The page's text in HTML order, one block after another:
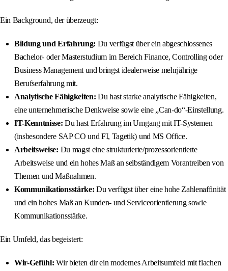
Ein Background, der überzeugt:
Bildung und Erfahrung: Du verfügst über ein abgeschlossenes
Bachelor- oder Masterstudium im Bereich Finance, Controlling oder
Business Management und bringst idealerweise mehrjährige
Berufserfahrung mit.
Analytische Fähigkeiten: Du hast starke analytische Fähigkeiten,
eine unternehmerische Denkweise sowie eine „Can-do“-Einstellung.
IT-Kenntnisse: Du hast Erfahrung im Umgang mit IT-Systemen
(insbesondere SAP CO und FI, Tagetik) und MS Office.
Arbeitsweise: Du magst eine strukturierte/prozessorientierte
Arbeitsweise und ein hohes Maß an selbständigem Vorantreiben von
Themen und Maßnahmen.
Kommunikationsstärke: Du verfügst über eine hohe Zahlenaffinität
und ein hohes Maß an Kunden- und Serviceorientierung sowie
Kommunikationsstärke.
Ein Umfeld, das begeistert:
Wir-Gefühl: Wir bieten dir ein modernes Arbeitsumfeld mit flachen